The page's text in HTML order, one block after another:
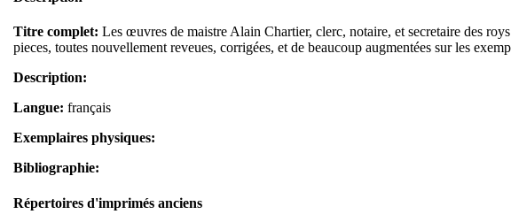
Titre complet: Les œuvres de maistre Alain Chartier, clerc, notaire, et secretaire des
pieces, toutes nouvellement reveues, corrigées, et de beaucoup augmentées sur les
Description:
Langue: français
Exemplaires physiques:
Bibliographie:
Répertoires d'imprimés anciens